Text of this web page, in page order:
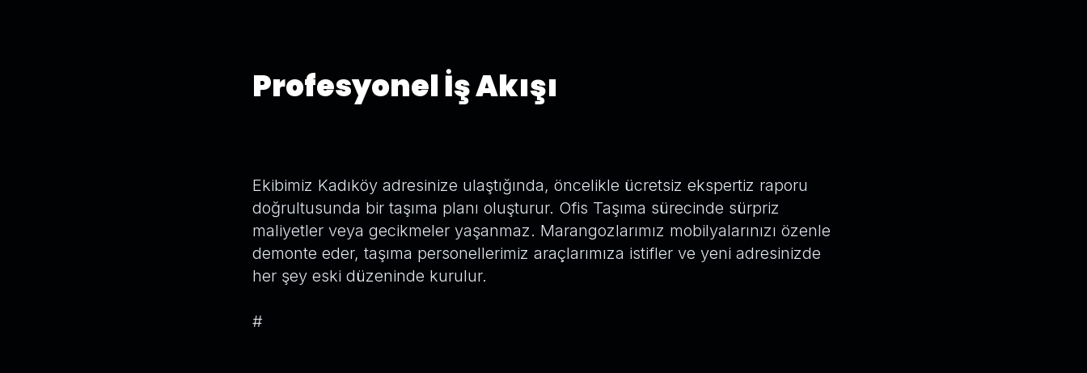
Profesyonel İş Akışı
Ekibimiz Kadıköy adresinize ulaştığında, öncelikle ücretsiz ekspertiz raporu
doğrultusunda bir taşıma planı oluşturur. Ofis Taşıma sürecinde sürpriz
maliyetler veya gecikmeler yaşanmaz. Marangozlarımız mobilyalarınızı özenle
demonte eder, taşıma personellerimiz araçlarımıza istifler ve yeni adresinizde
her şey eski düzeninde kurulur.
#